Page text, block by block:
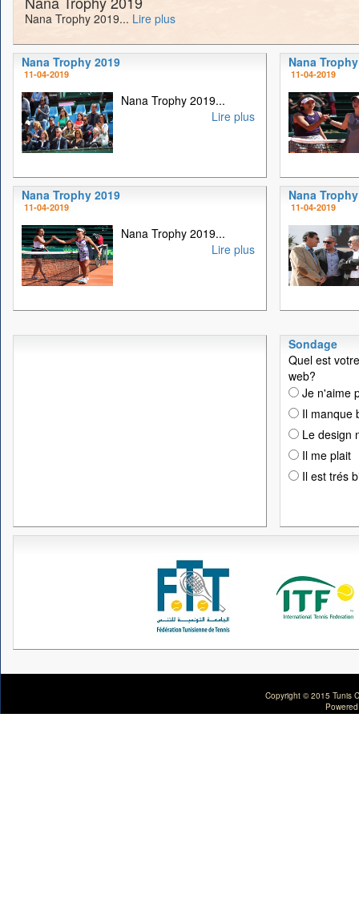
Nana Trophy 2019... Lire plus
Nana Trophy 2019
11-04-2019
Nana Trophy 2019...
Lire plus
Nana
11-04-2019
Nana Trophy 2019
11-04-2019
Nana Trophy 2019...
Lire plus
Nana
11-04-2019
Sondage
Quel est
web?
Je n'aime
Il manque
Le design
Il me plait
Il est trés
Copyright © 2015 Tunis